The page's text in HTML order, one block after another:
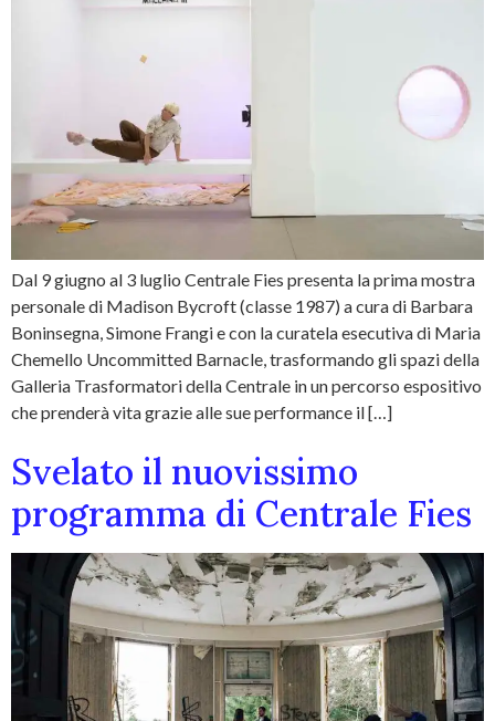
Dal 9 giugno al 3 luglio Centrale Fies presenta la prima mostra
personale di Madison Bycroft (classe 1987) a cura di Barbara
Boninsegna, Simone Frangi e con la curatela esecutiva di Maria
Chemello Uncommitted Barnacle, trasformando gli spazi della
Galleria Trasformatori della Centrale in un percorso espositivo
che prenderà vita grazie alle sue performance il […]
Svelato il nuovissimo
programma di Centrale Fies